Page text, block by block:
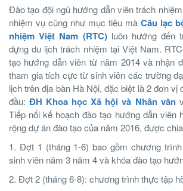
Đào tạo đội ngũ hướng dẫn viên trách
nhiệm vụ cũng như mục tiêu mà Câu lạc
nhiệm Việt Nam (RTC)luôn hướng đến
dựng du lịch trách nhiệm tại Việt Nam.
tạo hướng dẫn viên từ năm 2014 và nhận
tham gia tích cực từ sinh viên các trường
lịch trên địa bàn Hà Nội, đặc biệt là 2 đơn vị
đầu:ĐH Khoa học Xã hội và Nhân văn
Tiếp nối kế hoạch đào tạo hướng dẫn viên
rộng dự án đào tạo của năm 2016, được
1. Đợt 1 (tháng 1-6) bao gồm chương
sinh viên năm 3 năm 4 và khóa đào tạo
2. Đợt 2 (tháng 6-8): chương trình thực tập